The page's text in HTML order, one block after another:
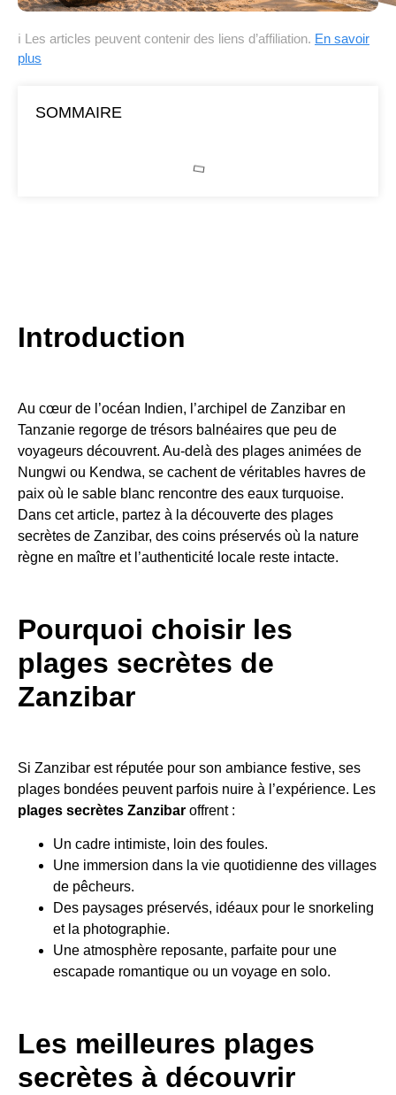
ℹ Les articles peuvent contenir des liens d’affiliation. En savoir
plus
SOMMAIRE
Introduction
Au cœur de l’océan Indien, l’archipel de Zanzibar en
Tanzanie regorge de trésors balnéaires que peu de
voyageurs découvrent. Au-delà des plages animées de
Nungwi ou Kendwa, se cachent de véritables havres de
paix où le sable blanc rencontre des eaux turquoise.
Dans cet article, partez à la découverte des plages
secrètes de Zanzibar, des coins préservés où la nature
règne en maître et l’authenticité locale reste intacte.
Pourquoi choisir les
plages secrètes de
Zanzibar
Si Zanzibar est réputée pour son ambiance festive, ses
plages bondées peuvent parfois nuire à l’expérience. Les
plages secrètes Zanzibar offrent :
Un cadre intimiste, loin des foules.
Une immersion dans la vie quotidienne des villages
de pêcheurs.
Des paysages préservés, idéaux pour le snorkeling
et la photographie.
Une atmosphère reposante, parfaite pour une
escapade romantique ou un voyage en solo.
Les meilleures plages
secrètes à découvrir